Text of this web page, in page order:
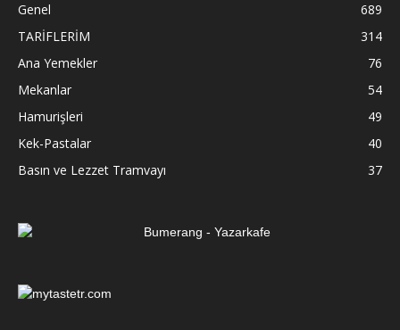
Genel
689
TARİFLERİM
314
Ana Yemekler
76
Mekanlar
54
Hamurişleri
49
Kek-Pastalar
40
Basın ve Lezzet Tramvayı
37